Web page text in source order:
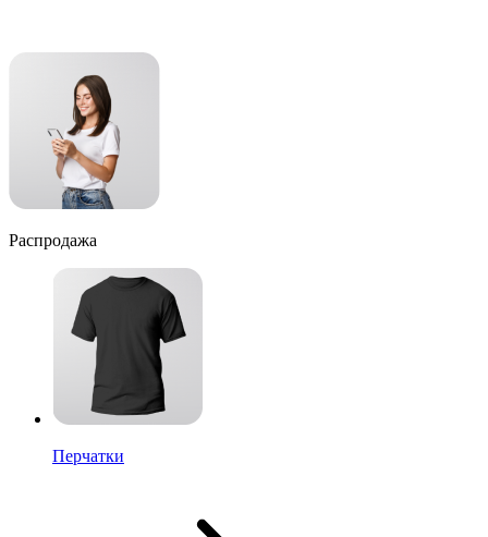
Распродажа
Перчатки